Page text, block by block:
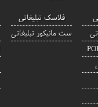
فلاسک تبلیغاتی
ست مانیکور تبلیغاتی